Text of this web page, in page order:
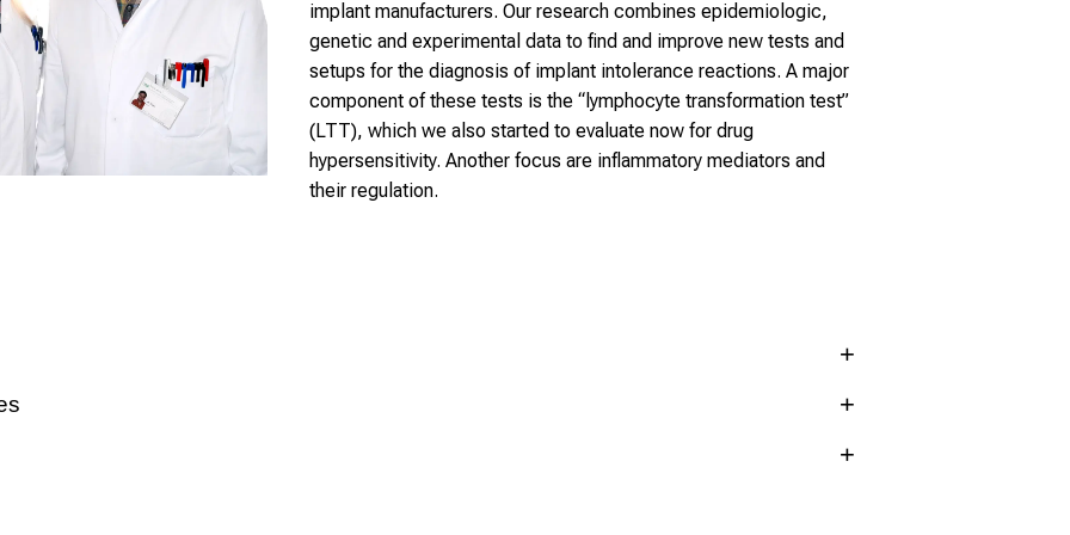
implant manufacturers. Our research combines epidemiologic,
genetic and experimental data to find and improve new tests and
setups for the diagnosis of implant intolerance reactions. A major
component of these tests is the “lymphocyte transformation test”
(LTT), which we also started to evaluate now for drug
hypersensitivity. Another focus are inflammatory mediators and
their regulation.